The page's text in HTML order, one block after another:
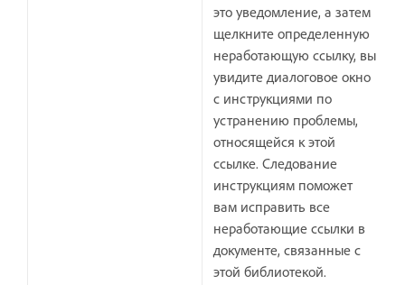
это уведомление, а затем
щелкните определенную
неработающую ссылку, вы
увидите диалоговое окно
с инструкциями по
устранению проблемы,
относящейся к этой
ссылке. Следование
инструкциям поможет
вам исправить все
неработающие ссылки в
документе, связанные с
этой библиотекой.